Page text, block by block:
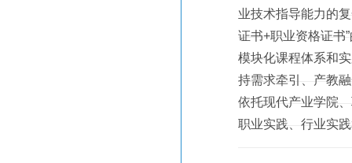
业技术指导能力的
证书+职业资格证书
模块化课程体系和
持需求牵引、产教
依托现代产业学院
职业实践、行业实